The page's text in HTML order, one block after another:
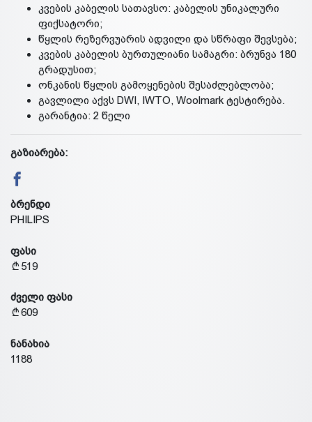
კვების კაბელის სათავსო: კაბელის უნიკალური
ფიქსატორი;
წყლის რეზერვუარის ადვილი და სწრაფი შევსება;
კვების კაბელის ბურთულიანი სამაგრი: ბრუნვა 180
გრადუსით;
ონკანის წყლის გამოყენების შესაძლებლობა;
გავლილი აქვს DWI, IWTO, Woolmark ტესტირება.
გარანტია: 2 წელი
გაზიარება:
ბრენდი
PHILIPS
ფასი
519
ძველი ფასი
609
ნანახია
1188